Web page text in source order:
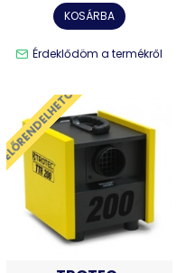
KOSÁRBA
Érdeklődöm a termékről
ELŐRENDELHETŐ